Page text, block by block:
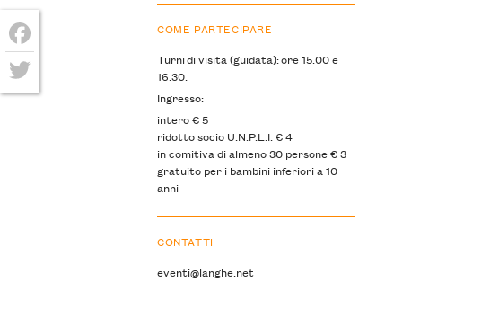
COME PARTECIPARE
Turni di visita (guidata): ore 15.00 e
16.30.
Ingresso:
intero € 5
ridotto socio U.N.P.L.I. € 4
in comitiva di almeno 30 persone € 3
gratuito per i bambini inferiori a 10
anni
CONTATTI
eventi@langhe.net
Facebook
Twitter